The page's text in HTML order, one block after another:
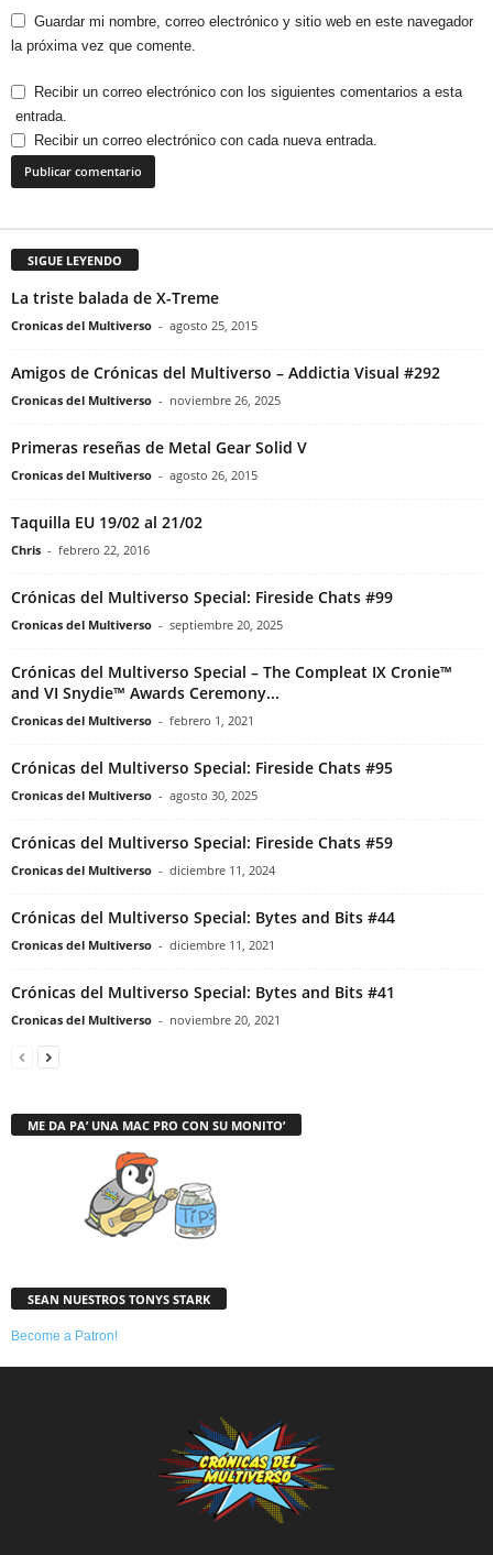
Guardar mi nombre, correo electrónico y sitio web en este navegador
la próxima vez que comente.
Recibir un correo electrónico con los siguientes comentarios a esta
entrada.
Recibir un correo electrónico con cada nueva entrada.
SIGUE LEYENDO
La triste balada de X-Treme
Cronicas del Multiverso - agosto 25, 2015
Amigos de Crónicas del Multiverso – Addictia Visual #292
Cronicas del Multiverso - noviembre 26, 2025
Primeras reseñas de Metal Gear Solid V
Cronicas del Multiverso - agosto 26, 2015
Taquilla EU 19/02 al 21/02
Chris - febrero 22, 2016
Crónicas del Multiverso Special: Fireside Chats #99
Cronicas del Multiverso - septiembre 20, 2025
Crónicas del Multiverso Special – The Compleat IX Cronie™
and VI Snydie™ Awards Ceremony...
Cronicas del Multiverso - febrero 1, 2021
Crónicas del Multiverso Special: Fireside Chats #95
Cronicas del Multiverso - agosto 30, 2025
Crónicas del Multiverso Special: Fireside Chats #59
Cronicas del Multiverso - diciembre 11, 2024
Crónicas del Multiverso Special: Bytes and Bits #44
Cronicas del Multiverso - diciembre 11, 2021
Crónicas del Multiverso Special: Bytes and Bits #41
Cronicas del Multiverso - noviembre 20, 2021
ME DA PA’ UNA MAC PRO CON SU MONITO’
SEAN NUESTROS TONYS STARK
Become a Patron!